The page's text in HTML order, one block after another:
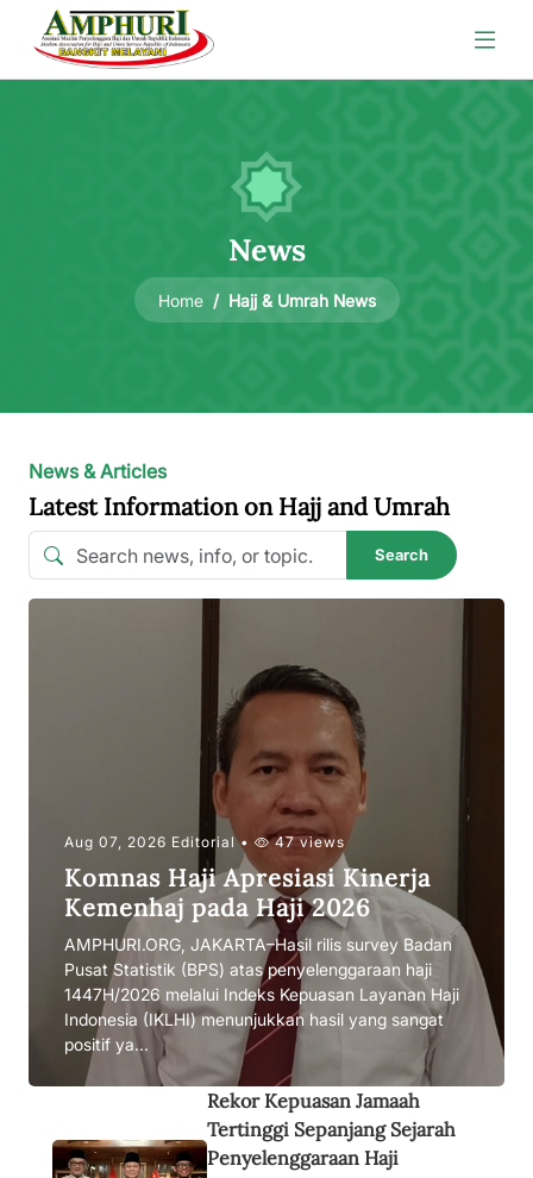
News
Home Hajj & Umrah News
News & Articles
Latest Information on Hajj and Umrah
Search
Aug 07, 2026 Editorial • 47 views
Komnas Haji Apresiasi Kinerja
Kemenhaj pada Haji 2026
AMPHURI.ORG, JAKARTA–Hasil rilis survey Badan
Pusat Statistik (BPS) atas penyelenggaraan haji
1447H/2026 melalui Indeks Kepuasan Layanan Haji
Indonesia (IKLHI) menunjukkan hasil yang sangat
positif ya...
Rekor Kepuasan Jamaah
Tertinggi Sepanjang Sejarah
Penyelenggaraan Haji